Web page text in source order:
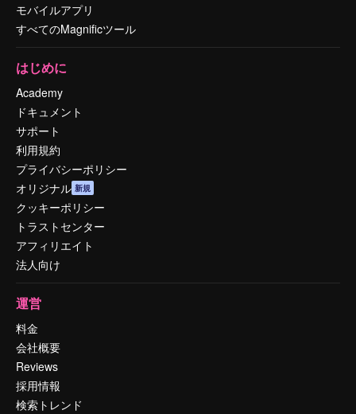
モバイルアプリ
すべてのMagnificツール
はじめに
Academy
ドキュメント
サポート
利用規約
プライバシーポリシー
オリジナル 新規
クッキーポリシー
トラストセンター
アフィリエイト
法人向け
運営
料金
会社概要
Reviews
採用情報
検索トレンド